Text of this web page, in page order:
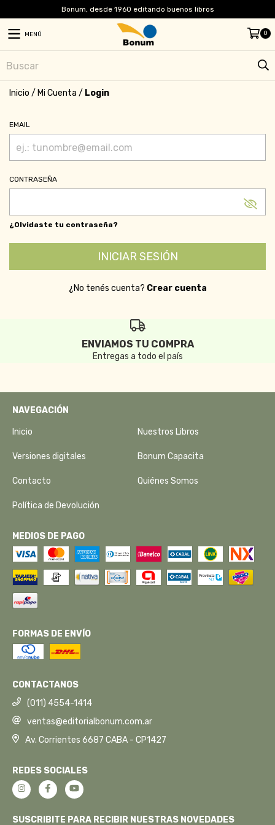
Bonum, desde 1960 editando buenos libros
MENÚ 0
Inicio / Mi Cuenta / Login
EMAIL
CONTRASEÑA
¿Olvidaste tu contraseña?
¿No tenés cuenta? Crear cuenta
ENVIAMOS TU COMPRA
Entregas a todo el país
NAVEGACIÓN
Inicio Nuestros Libros
Versiones digitales Bonum Capacita
Contacto Quiénes Somos
Política de Devolución
MEDIOS DE PAGO
FORMAS DE ENVÍO
CONTACTANOS
(011) 4554-1414
ventas@editorialbonum.com.ar
Av. Corrientes 6687 CABA - CP1427
REDES SOCIALES
SUSCRIBITE PARA RECIBIR NUESTRAS NOVEDADES